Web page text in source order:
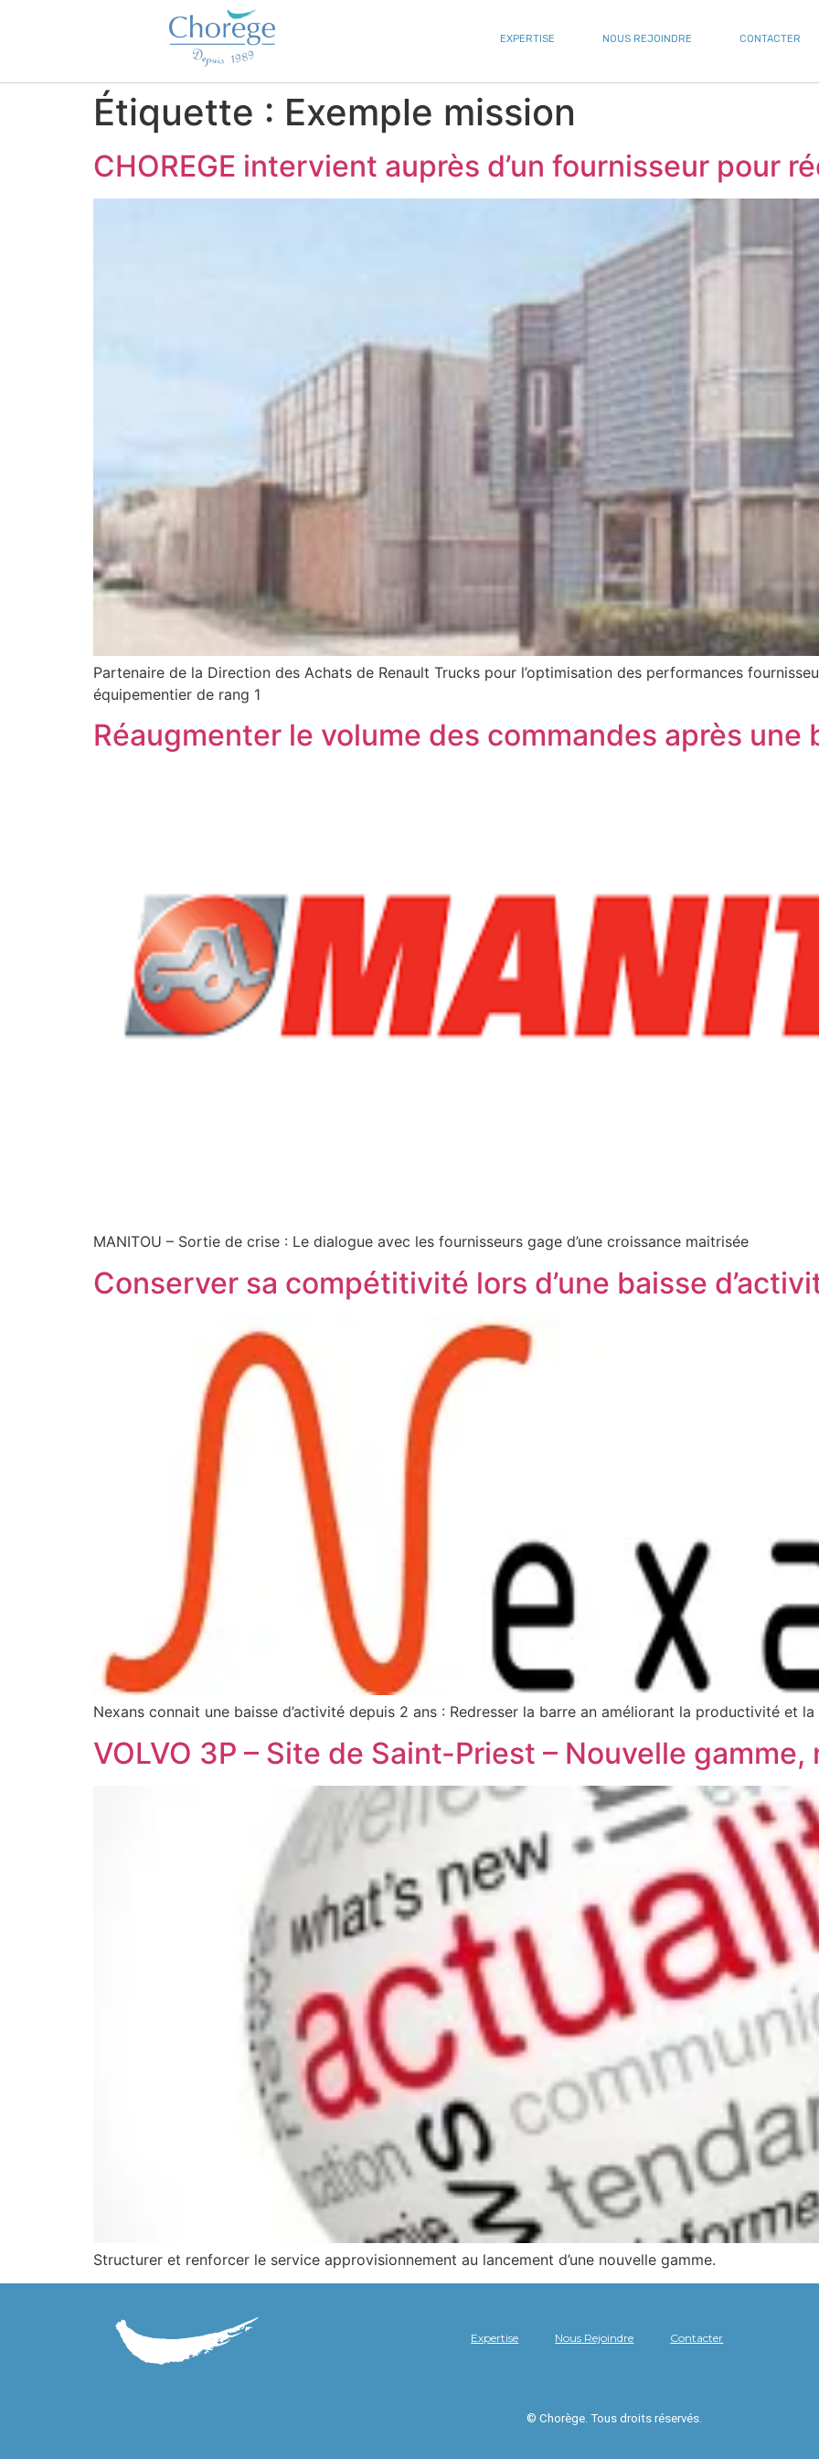
EXPERTISE NOUS REJOINDRE CONTACTER
Étiquette : Exemple mission
CHOREGE intervient auprès d’un fournisseur pour
Partenaire de la Direction des Achats de Renault Trucks pour l’optimisation des performances
équipementier de rang 1
Réaugmenter le volume des commandes après une
MANITOU – Sortie de crise : Le dialogue avec les fournisseurs gage d’une croissance maitrisée
Conserver sa compétitivité lors d’une baisse
Nexans connait une baisse d’activité depuis 2 ans : Redresser la barre an améliorant la productivité et
VOLVO 3P – Site de Saint-Priest – Nouvelle
Structurer et renforcer le service approvisionnement au lancement d’une nouvelle gamme.
Expertise Nous Rejoindre Contacter
© Chorège. Tous droits réservés.